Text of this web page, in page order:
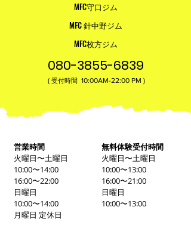
MFC守口ジム
MFC 針中野ジム
MFC枚方ジム
080-3855-6839
( 受付時間 10:00AM-22:00​ PM )
営業時間
火曜日〜土曜日
10:00〜14:00
16:00〜22:00
日曜日
10:00〜14:00
月曜日 定休日
無料体験受付時間
火曜日〜土曜日
10:00〜13:00
16:00〜21:00
日曜日
10:00〜13:00